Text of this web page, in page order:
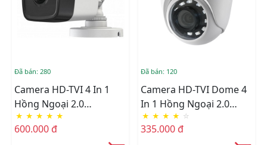
Đã bán: 280
Camera HD-TVI 4 In 1
Hồng Ngoại 2.0
Megapixel HIKVISION
DS-2CE16D0T-ITPF
★ ★ ★ ★ ★
600.000 đ
Đã bán: 120
Camera HD-TVI Dome 4
In 1 Hồng Ngoại 2.0
Megapixel HIKVISION
DS-2CE56B2-IPF
★ ★ ★ ★ ☆
335.000 đ